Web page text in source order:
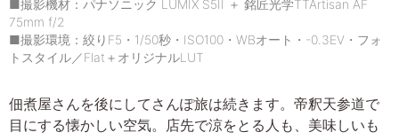
■撮影機材：パナソニック LUMIX S5II ＋ 銘匠光学TTArtisan AF
75mm f/2
■撮影環境：絞りF5・1/50秒・ISO100・WBオート・-0.3EV・フォ
トスタイル／Flat＋オリジナルLUT
佃煮屋さんを後にしてさんぽ旅は続きます。帝釈天参道で
目にする懐かしい空気。店先で涼をとる人も、美味しいも